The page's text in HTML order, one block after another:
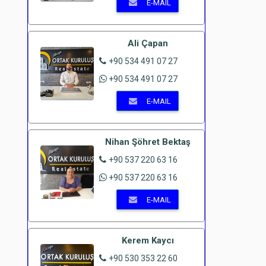
E-MAIL
Ali Çapan
+90 534 491 07 27
+90 534 491 07 27
E-MAIL
Nihan Şöhret Bektaş
+90 537 220 63 16
+90 537 220 63 16
E-MAIL
Kerem Kaycı
+90 530 353 22 60